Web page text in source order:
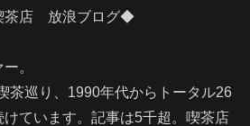
茶店 放浪ブログ◆
。
茶巡り、1990年代からトータル26
ています。記事は5千超。喫茶店